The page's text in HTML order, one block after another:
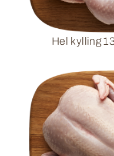
Hel kylling